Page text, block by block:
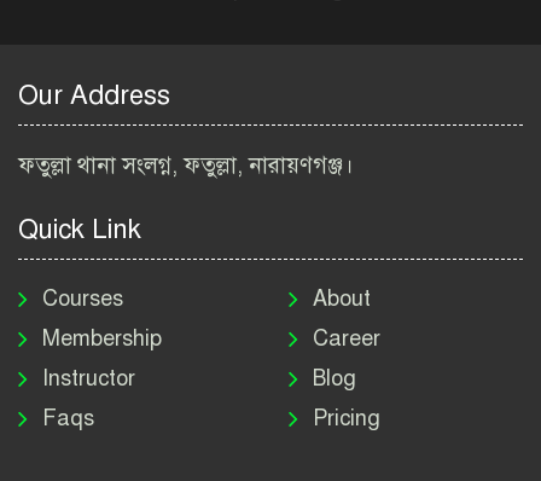
২০২৬ | BIWTA Job Circular
নিয়োগ বিজ্ঞপ্তি ২০২৬ | DNC
Job Circular 2026
পাসপোর্ট করতে কি কি লাগে
২০২৬ | ই-পাসপোর্ট আবেদন ও
Our Address
ফতুল্লা থানা সংলগ্ন, ফতুল্লা, নারায়ণগঞ্জ।
Quick Link
Courses
Membership
Instructor
Faqs
About
Career
Blog
Pricing